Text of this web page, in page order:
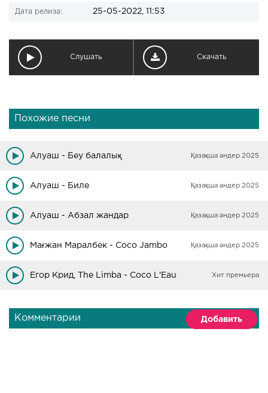
Дата релиза: 25-05-2022, 11:53
Слушать Скачать
Похожие песни
Алуаш - Беу балалық Қазақша әндер 2025
Алуаш - Биле Қазақша әндер 2025
Алуаш - Абзал жандар Қазақша әндер 2025
Мағжан Маралбек - Coco Jambo Қазақша әндер 2025
Егор Крид, The Limba - Coco L'Eau Хит премьера
Комментарии Добавить